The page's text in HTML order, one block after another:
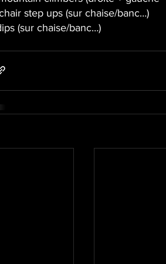
step ups (sur chaise/banc…)
(sur chaise/banc…)